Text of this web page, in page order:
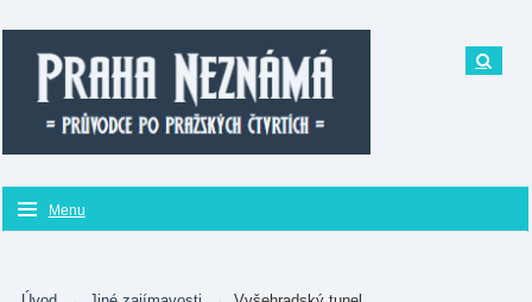
Menu